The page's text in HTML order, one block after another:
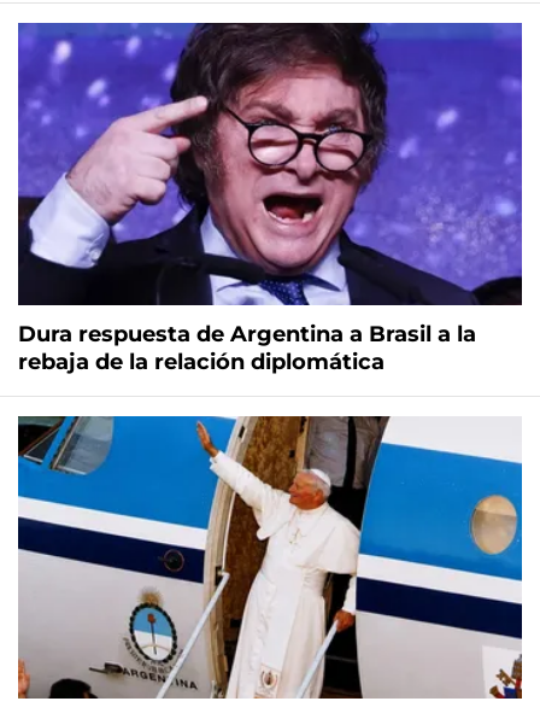
Dura respuesta de Argentina a Brasil a la
rebaja de la relación diplomática